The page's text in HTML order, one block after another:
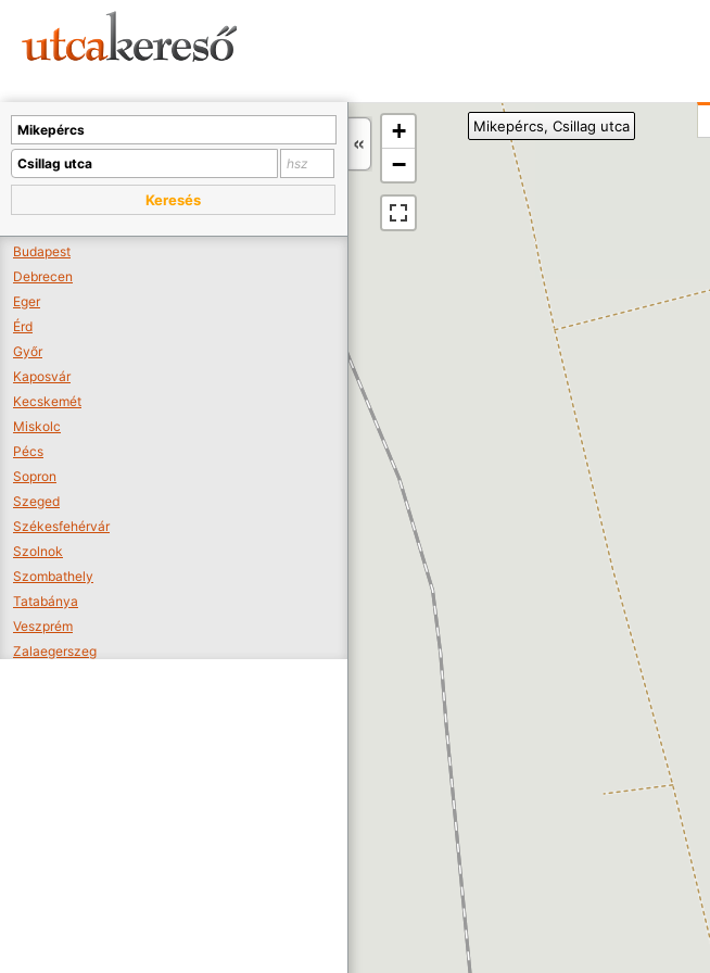
+
−
Mikepércs, Csillag utca
Keresés
Budapest
Debrecen
Eger
Érd
Győr
Kaposvár
Kecskemét
Miskolc
Pécs
Sopron
Szeged
Székesfehérvár
Szolnok
Szombathely
Tatabánya
Veszprém
Zalaegerszeg
A térképet kicsinyíteni kell, hogy látszódjanak a boltok.
Boltok látszódjanak >>